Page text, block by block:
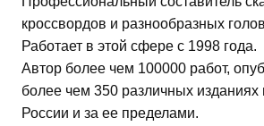
кроссвордов и разнообразных
Работает в этой сфере с 1998 года.
Автор более чем 100000 работ,
более чем 350 различных изданиях
России и за ее пределами.